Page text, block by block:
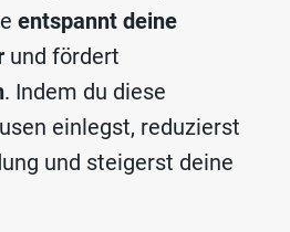
entspannt deine
und fördert
. Indem du diese
einlegst, reduzierst
und steigerst deine